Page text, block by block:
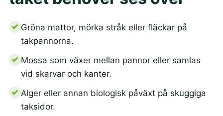
Gröna mattor, mörka stråk eller fläckar på
takpannorna.
Mossa som växer mellan pannor eller samlas
vid skarvar och kanter.
Alger eller annan biologisk påväxt på skuggiga
taksidor.